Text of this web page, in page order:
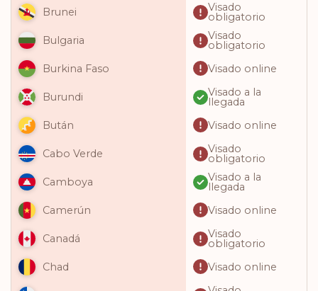
Brunei Visado
obligatorio
Bulgaria
Visado
obligatorio
Burkina Faso
Visado online
Burundi Visado a la
llegada
Bután
Visado online
Cabo Verde Visado
obligatorio
Camboya
Visado a la
llegada
Camerún
Visado online
Canadá Visado
obligatorio
Chad
Visado online